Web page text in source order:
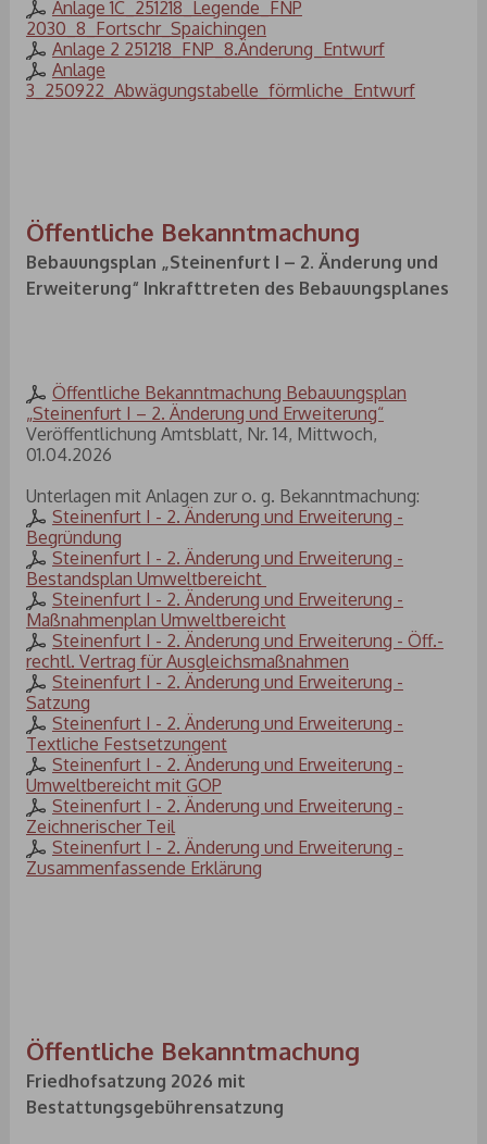
Anlage 1C_251218_Legende_FNP
2030_8_Fortschr_Spaichingen
Anlage 2 251218_FNP_8.Änderung_Entwurf
Anlage
3_250922_Abwägungstabelle_förmliche_Entwurf
Öffentliche Bekanntmachung
Bebauungsplan „Steinenfurt I – 2. Änderung und
Erweiterung“ Inkrafttreten des Bebauungsplanes
Öffentliche Bekanntmachung Bebauungsplan
„Steinenfurt I – 2. Änderung und Erweiterung“
Veröffentlichung Amtsblatt, Nr. 14, Mittwoch,
01.04.2026
Unterlagen mit Anlagen zur o. g. Bekanntmachung:
Steinenfurt I - 2. Änderung und Erweiterung -
Begründung
Steinenfurt I - 2. Änderung und Erweiterung -
Bestandsplan Umweltbereicht
Steinenfurt I - 2. Änderung und Erweiterung -
Maßnahmenplan Umweltbereicht
Steinenfurt I - 2. Änderung und Erweiterung - Öff.-
rechtl. Vertrag für Ausgleichsmaßnahmen
Steinenfurt I - 2. Änderung und Erweiterung -
Satzung
Steinenfurt I - 2. Änderung und Erweiterung -
Textliche Festsetzungent
Steinenfurt I - 2. Änderung und Erweiterung -
Umweltbereicht mit GOP
Steinenfurt I - 2. Änderung und Erweiterung -
Zeichnerischer Teil
Steinenfurt I - 2. Änderung und Erweiterung -
Zusammenfassende Erklärung
Öffentliche Bekanntmachung
Friedhofsatzung 2026 mit
Bestattungsgebührensatzung